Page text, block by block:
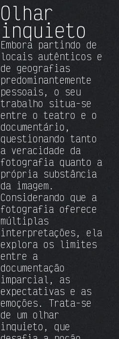
Olhar
inquieto
Embora partindo de
locais autênticos e
de geografias
predominantemente
pessoais, o seu
trabalho situa-se
entre o teatro e o
documentário,
questionando tanto
a veracidade da
fotografia quanto a
própria substância
da imagem.
Considerando que a
fotografia oferece
múltiplas
interpretações, ela
explora os limites
entre a
documentação
imparcial, as
expectativas e as
emoções. Trata-se
de um olhar
inquieto, que